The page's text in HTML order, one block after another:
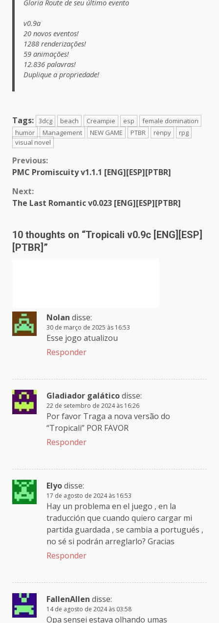
Gloria Route de seu último evento
v0.9a
20 novos eventos!
1288 renderizações!
59 animações!
12.836 palavras!
Duplique a propriedade!
Tags: 3dcg beach Creampie esp
female domination
humor
Management NEW GAME PTBR renpy
rpg
visual novel
Continue
Previous:
PMC Promiscuity v1.1.1 [ENG][ESP][PTBR]
Next:
The Last Romantic v0.023 [ENG][ESP][PTBR]
10 thoughts on “Tropicali v0.9c [ENG][ESP]
[PTBR] ”
Nolan disse:
30 de março de 2025 às 16:53
Esse jogo atualizou
Responder
Gladiador galáticodisse:
22 de setembro de 2024 às 16:26
Por favor Traga a nova versão do
“Tropicali” POR FAVOR
Responder
Elyodisse:
17 de agosto de 2024 às 16:53
Hay un problema en el juego , en la
traducción que cuando quiero cargar mi
partida guardada , se cambia a portugués ,
no sé si podrán arreglarlo? Gracias
Responder
FallenAllen disse:
14 de agosto de 2024 às 03:58
Opa sensei estava olhando umas